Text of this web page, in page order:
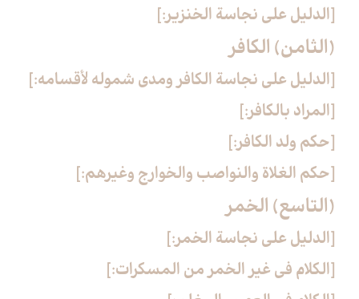
[الدليل على نجاسة الخنزير:]
(الثامن) الكافر
[الدليل على نجاسة الكافر ومدى شموله لأقسامه:]
[المراد بالكافر:]
[حكم ولد الكافر:]
[حكم الغلاة والنواصب والخوارج وغيرهم:]
(التاسع) الخمر
[الدليل على نجاسة الخمر:]
[الكلام في غير الخمر من المسكرات:]